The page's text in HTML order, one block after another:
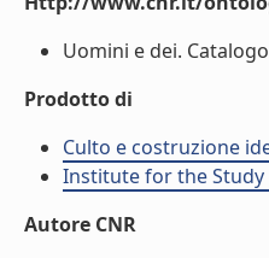
Uomini e dei.
Prodotto di
Culto e costruzione
Institute for the Study
Autore CNR